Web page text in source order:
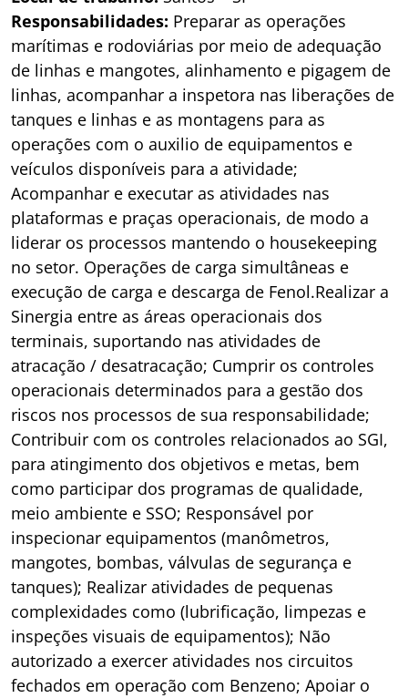
Responsabilidades: Preparar as operações
marítimas e rodoviárias por meio de adequação
de linhas e mangotes, alinhamento e pigagem de
linhas, acompanhar a inspetora nas liberações de
tanques e linhas e as montagens para as
operações com o auxilio de equipamentos e
veículos disponíveis para a atividade;
Acompanhar e executar as atividades nas
plataformas e praças operacionais, de modo a
liderar os processos mantendo o housekeeping
no setor. Operações de carga simultâneas e
execução de carga e descarga de Fenol.Realizar a
Sinergia entre as áreas operacionais dos
terminais, suportando nas atividades de
atracação / desatracação; Cumprir os controles
operacionais determinados para a gestão dos
riscos nos processos de sua responsabilidade;
Contribuir com os controles relacionados ao SGI,
para atingimento dos objetivos e metas, bem
como participar dos programas de qualidade,
meio ambiente e SSO; Responsável por
inspecionar equipamentos (manômetros,
mangotes, bombas, válvulas de segurança e
tanques); Realizar atividades de pequenas
complexidades como (lubrificação, limpezas e
inspeções visuais de equipamentos); Não
autorizado a exercer atividades nos circuitos
fechados em operação com Benzeno; Apoiar o